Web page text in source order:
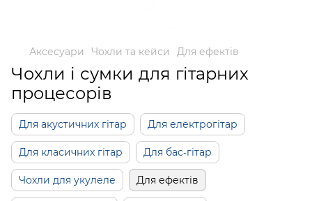
Аксесуари Чохли та кейси Для ефектів
Чохли і сумки для гітарних
процесорів
Для акустичних гітар Для електрогітар
Для класичних гітар Для бас-гітар
Чохли для укулеле Для ефектів